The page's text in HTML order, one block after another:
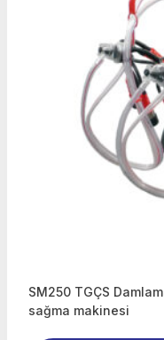
SM250 TGÇS
sağma makinesi